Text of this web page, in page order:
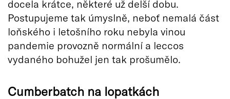
docela krátce, některé už delší dobu.
Postupujeme tak úmyslně, neboť nemalá část
loňského i letošního roku nebyla vinou
pandemie provozně normální a leccos
vydaného bohužel jen tak prošumělo.
Cumberbatch na lopatkách